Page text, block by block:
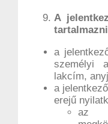
A
a
személyi
lakcím,
a
erejű
az